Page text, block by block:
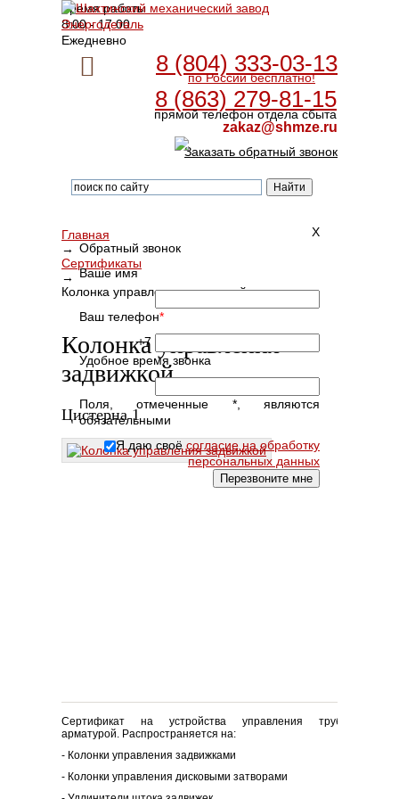
Время работы
8:00 - 17:00
Ежедневно
8 (804) 333-03-13
по России бесплатно!
8 (863) 279-81-15
прямой телефон отдела сбыта
zakaz@shmze.ru
Заказать обратный звонок
X
Обратный звонок
Ваше имя
Ваш телефон*
+7
Удобное время звонка
Поля, отмеченные *, являются
обязательными
Я даю своё согласие на обработку
персональных данных
Главная
→
Сертификаты
→
Колонка управления задвижкой
Колонка управления
задвижкой
Цистерна 1
Сертификат на устройства управления
арматурой. Распространяется на:
- Колонки управления задвижками
- Колонки управления дисковыми затворами